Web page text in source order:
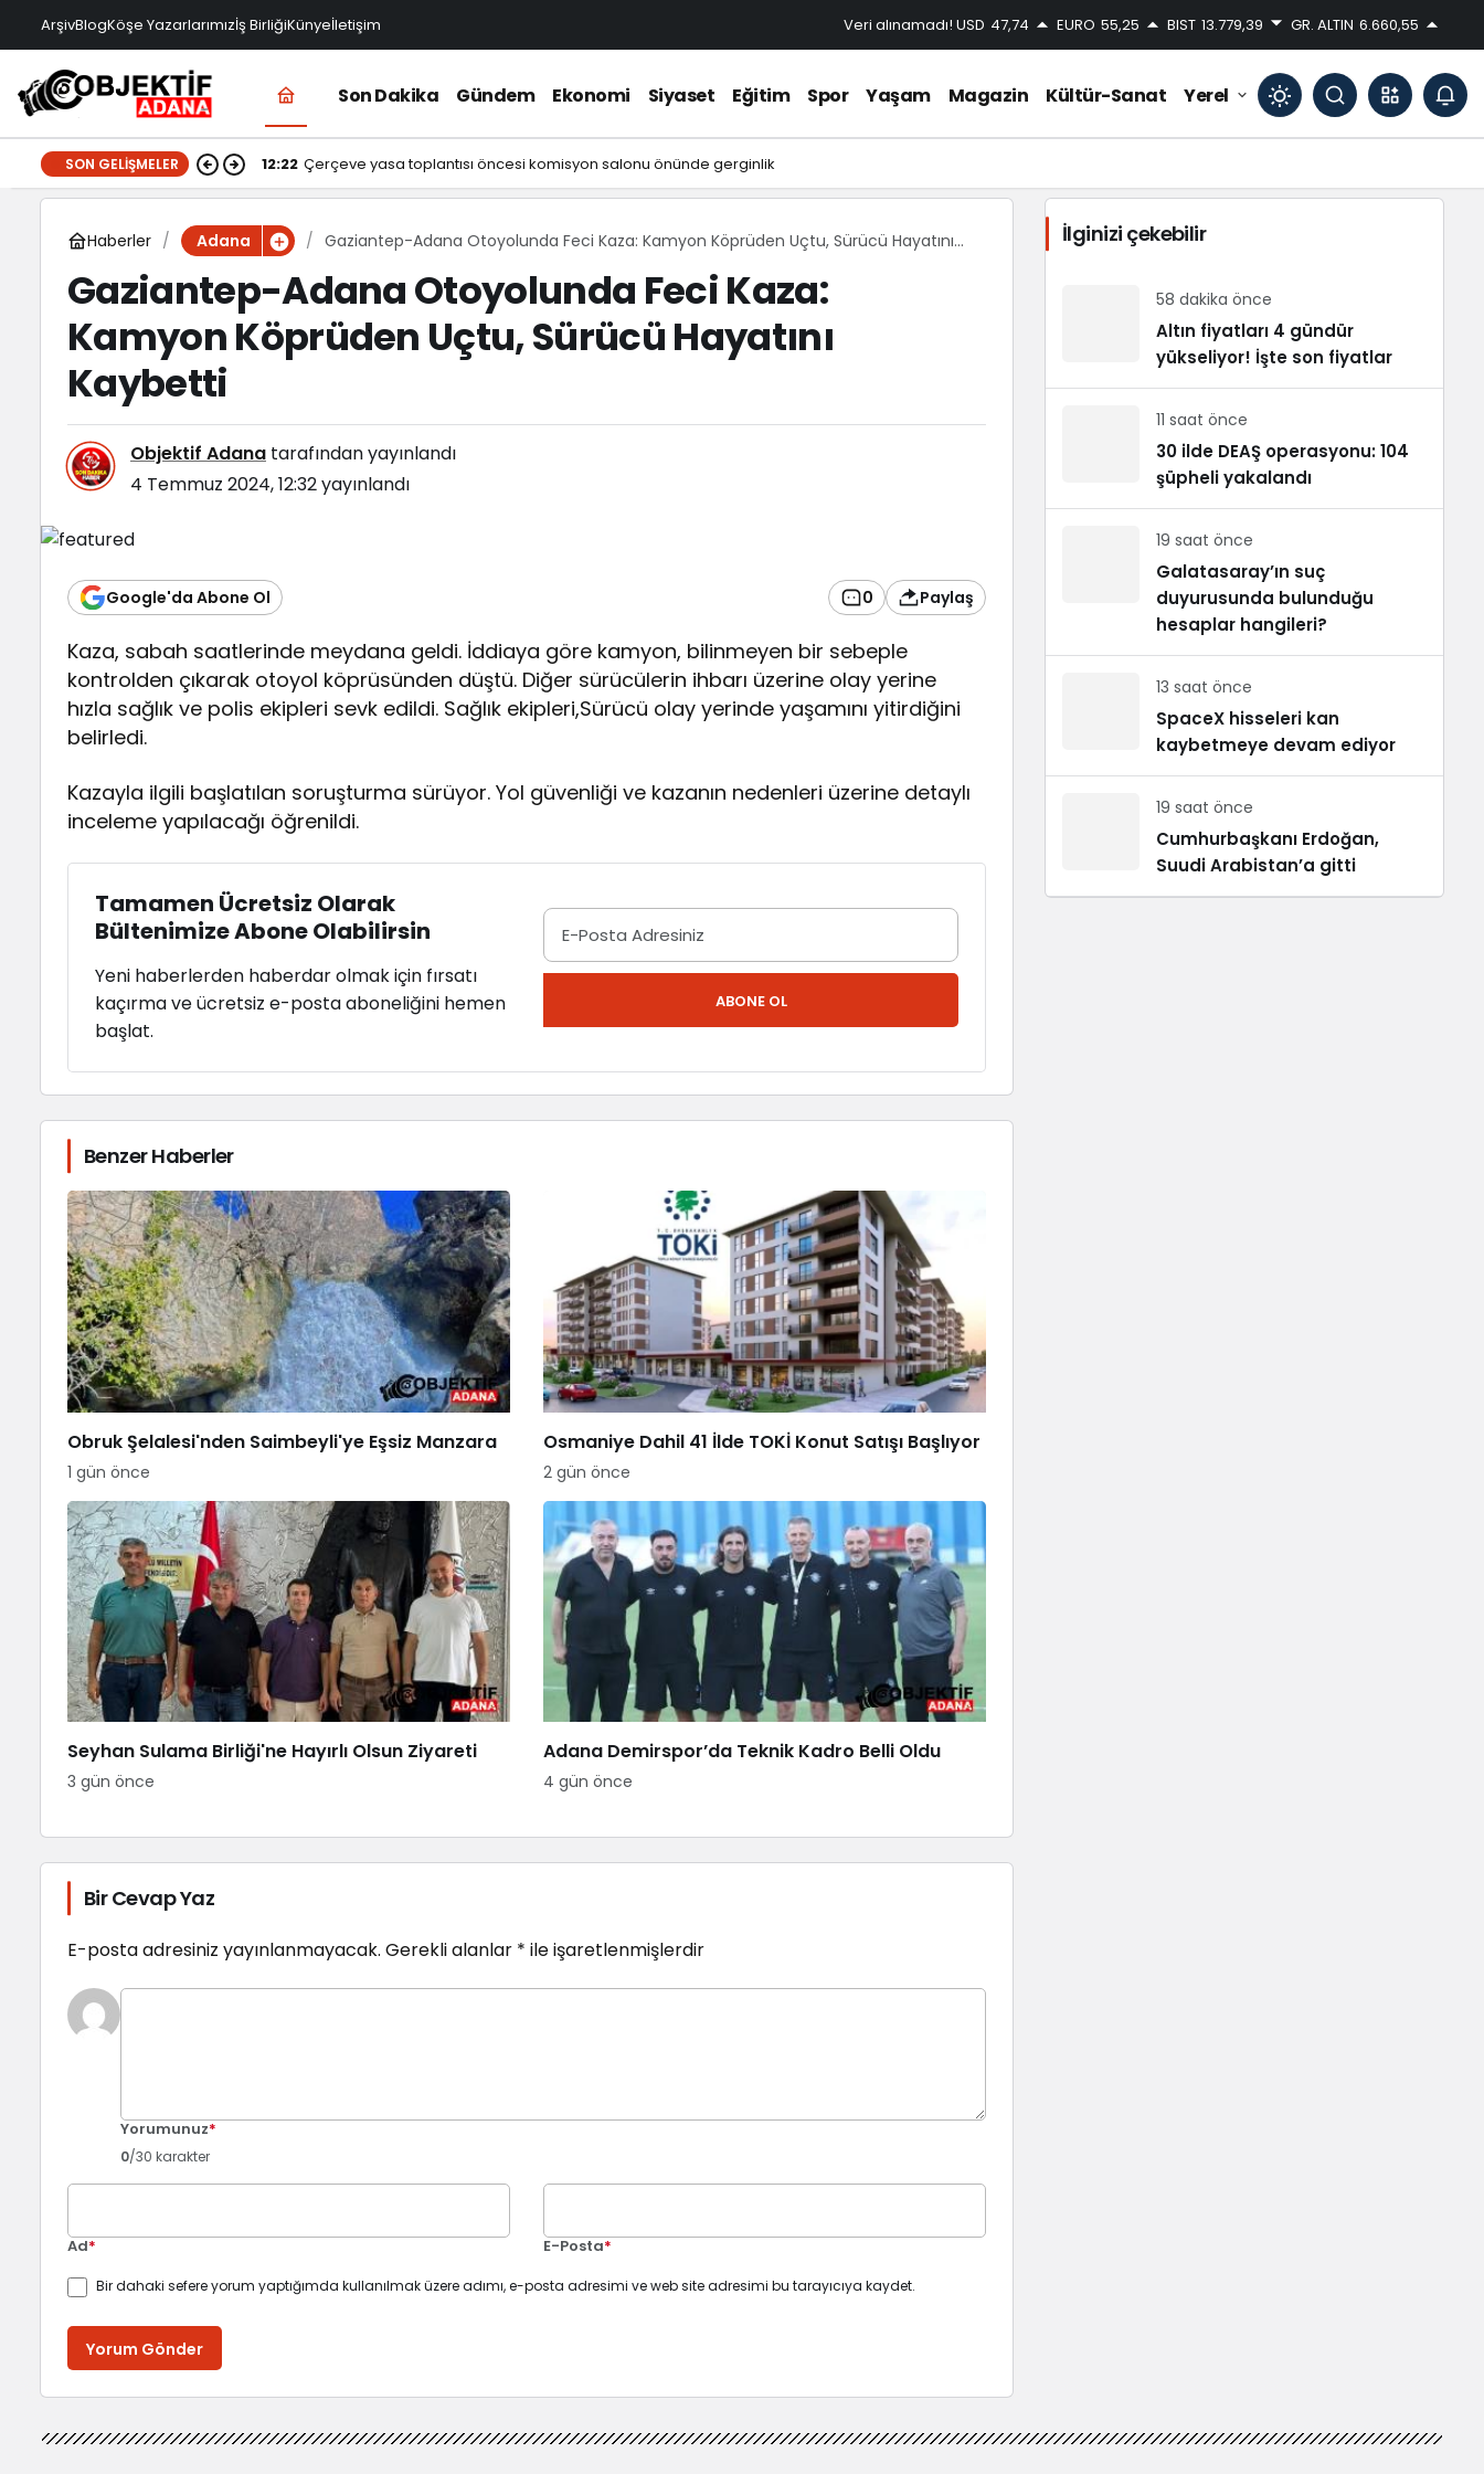
ArşivBlogKöşe Yazarlarımızİş BirliğiKünyeİletişim Veri alınamadı! USD 47,74 EURO 55,25 BIST 13.779,39 GR. ALTIN 6.660,55
Son Dakika Gündem Ekonomi Siyaset Eğitim Spor Yaşam Magazin Kültür-Sanat Yerel
Mod
değiştir
Gündüz modunu seçin.
Sistem modunu seçin.
SON GELIŞMELER 12:22 Çerçeve yasa toplantısı öncesi komisyon salonu önünde gerginlik
Haberler Adana
Gaziantep-Adana Otoyolunda Feci Kaza: Kamyon Köprüden Uçtu, Sürücü Hayatını
Gaziantep-Adana Otoyolunda Feci Kaza:
Kamyon Köprüden Uçtu, Sürücü Hayatını
Kaybetti
Objektif Adana tarafından yayınlandı
4 Temmuz 2024, 12:32yayınlandı
Google'da Abone Ol 0 Paylaş
Kaza, sabah saatlerinde meydana geldi. İddiaya göre kamyon, bilinmeyen bir sebeple
kontrolden çıkarak otoyol köprüsünden düştü. Diğer sürücülerin ihbarı üzerine olay yerine
hızla sağlık ve polis ekipleri sevk edildi. Sağlık ekipleri,Sürücü olay yerinde yaşamını yitirdiğini
belirledi.
Kazayla ilgili başlatılan soruşturma sürüyor. Yol güvenliği ve kazanın nedenleri üzerine detaylı
inceleme yapılacağı öğrenildi.
Tamamen Ücretsiz Olarak
Bültenimize Abone Olabilirsin
Yeni haberlerden haberdar olmak için fırsatı
kaçırma ve ücretsiz e-posta aboneliğini hemen
başlat.
ABONE OL
Benzer Haberler
Obruk Şelalesi'nden Saimbeyli'ye Eşsiz Manzara
1 gün önce
Osmaniye Dahil 41 İlde TOKİ Konut Satışı Başlıyor
2 gün önce
Seyhan Sulama Birliği'ne Hayırlı Olsun Ziyareti
3 gün önce
Adana Demirspor’da Teknik Kadro Belli Oldu
4 gün önce
Bir Cevap Yaz
E-posta adresiniz yayınlanmayacak. Gerekli alanlar * ile işaretlenmişlerdir
Yorumunuz*
0/30 karakter
Ad* E-Posta*
Bir dahaki sefere yorum yaptığımda kullanılmak üzere adımı, e-posta adresimi ve web site adresimi bu tarayıcıya kaydet.
Yorum Gönder
İlginizi çekebilir
58 dakika önce
Altın fiyatları 4 gündür
yükseliyor! İşte son fiyatlar
11 saat önce
30 ilde DEAŞ operasyonu: 104
şüpheli yakalandı
19 saat önce
Galatasaray’ın suç
duyurusunda bulunduğu
hesaplar hangileri?
13 saat önce
SpaceX hisseleri kan
kaybetmeye devam ediyor
19 saat önce
Cumhurbaşkanı Erdoğan,
Suudi Arabistan’a gitti